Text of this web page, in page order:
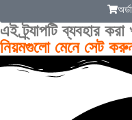
এই ট্র্যাপটি ব্যবহার
নিয়মগুলো মেনে সেট